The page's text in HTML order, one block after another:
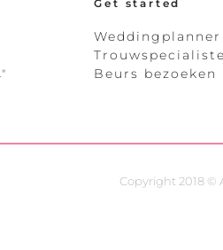
Get started
Weddingplanner
Beurs bezoeken
Copyright 2018 ©